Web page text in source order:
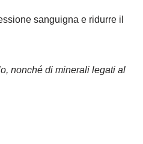
sanguigna e ridurre il
nonché di minerali legati al